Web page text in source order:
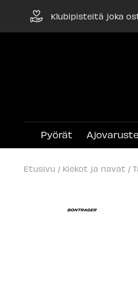
sisältöön
Klubipisteitä joka
Pyörät
Etusivu Kiekot ja navat